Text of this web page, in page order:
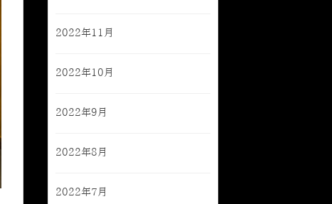
2022年11月
2022年10月
2022年9月
2022年8月
2022年7月